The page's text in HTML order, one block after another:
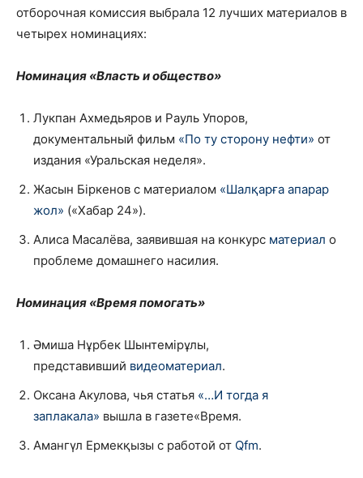
отборочная комиссия выбрала 12 лучших материалов в
четырех номинациях:
Номинация «Власть и общество»
Лукпан Ахмедьяров и Рауль Упоров,
документальный фильм «По ту сторону нефти» от
издания «Уральская неделя».
Жасын Біркенов с материалом «Шалқарға апарар
жол» («Хабар 24»).
Алиса Масалёва, заявившая на конкурс материал о
проблеме домашнего насилия.
Номинация «Время помогать»
Әмиша Нұрбек Шынтемірұлы,
представивший видеоматериал.
Оксана Акулова, чья статья «…И тогда я
заплакала» вышла в газете«Время.
Амангүл Ермекқызы с работой от Qfm.